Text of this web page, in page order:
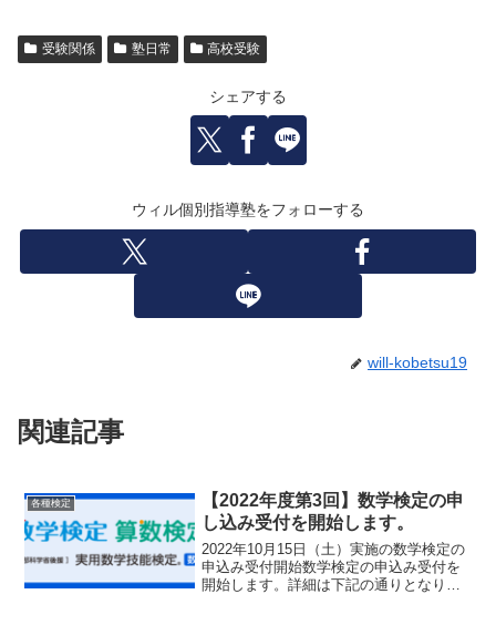
受験関係 塾日常 高校受験
シェアする
ウィル個別指導塾をフォローする
will-kobetsu19
関連記事
各種検定
【2022年度第3回】数学検定の申
し込み受付を開始します。
2022年10月15日（土）実施の数学検定の
申込み受付開始数学検定の申込み受付を
開始します。詳細は下記の通りとなりま